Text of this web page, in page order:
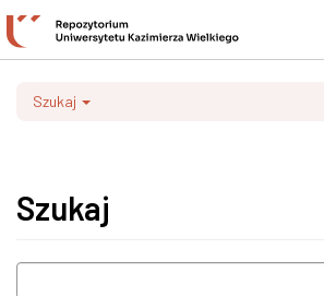
Szukaj
Szukaj